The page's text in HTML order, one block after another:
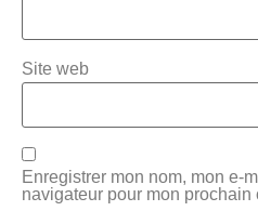
Site web
Enregistrer mon nom, mon e-
navigateur pour mon prochain